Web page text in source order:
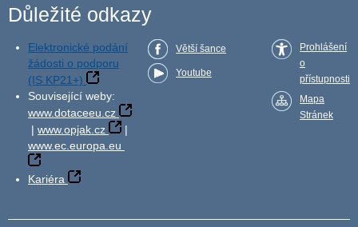
Důležité odkazy
Elektronické podání
žádosti o podporu
(IS KP21+)
Související weby:
www.dotaceeu.cz
| www.opjak.cz
|
www.ec.europa.eu
Kariéra
Větší šance
Youtube
Prohlášení
o
přístupnosti
Mapa
Stránek